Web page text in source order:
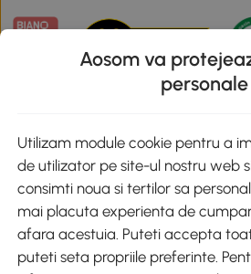
Descarca aplicatia Aosom
Google
+40 312294730
Aosom va
personale
Utilizam module cookie pentru a
de utilizator pe site-ul nostru web
consimti noua si tertilor sa
mai placuta experienta de
afara acestuia. Puteti accepta
puteti seta propriile preferinte.